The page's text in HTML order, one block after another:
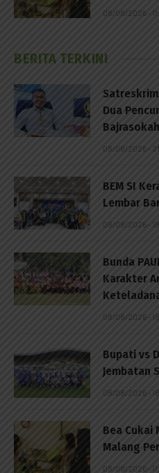
08/08/2026 -
BERITA TERKINI
Dua
Bajrasokah
08/08/2026 -
BEM SI
Lembar
08/08/2026 -
Bunda
Karakter
08/08/2026 -
Bupati vs
Jembatan
08/08/2026 -
Bea Cukai
Malang
08/08/2026 -